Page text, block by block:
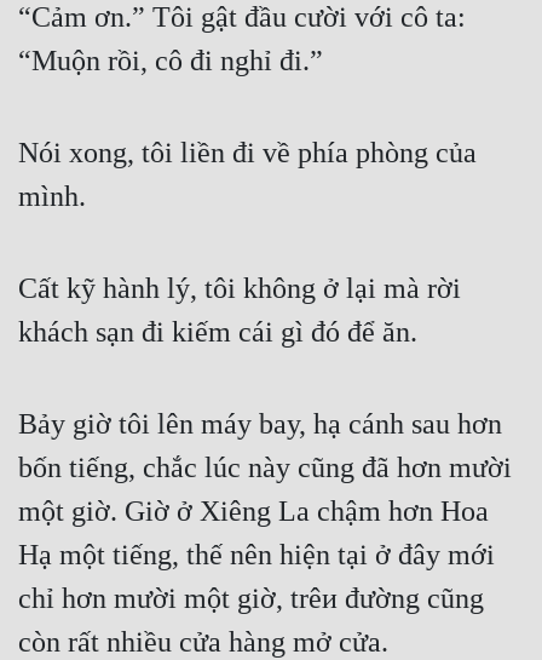
“Cảm ơn.” Tôi gật đầu cười với cô ta:
“Muộn rồi, cô đi nghỉ đi.”
Nói xong, tôi liền đi về phía phòng của
mình.
Cất kỹ hành lý, tôi không ở lại mà rời
khách sạn đi kiếm cái gì đó để ăn.
Bảy giờ tôi lên máy bay, hạ cánh sau hơn
bốn tiếng, chắc lúc này cũng đã hơn mười
một giờ. Giờ ở Xiêng La chậm hơn Hoa
Hạ một tiếng, thế nên hiện tại ở đây mới
chỉ hơn mười một giờ, trêи đường cũng
còn rất nhiều cửa hàng mở cửa.